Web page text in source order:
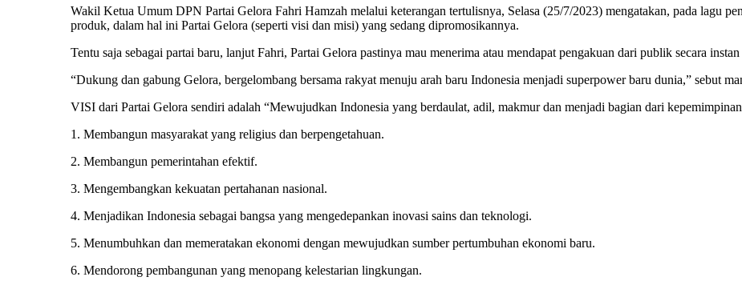
Wakil Ketua Umum DPN Partai Gelora Fahri Hamzah melalui keterangan tertulisnya, Selasa (25/7/2023) mengatakan, pada lagu
produk, dalam hal ini Partai Gelora (seperti visi dan misi) yang sedang dipromosikannya.
Tentu saja sebagai partai baru, lanjut Fahri, Partai Gelora pastinya mau menerima atau mendapat pengakuan dari publik secara
“Dukung dan gabung Gelora, bergelombang bersama rakyat menuju arah baru Indonesia menjadi superpower baru dunia,” sebut
VISI dari Partai Gelora sendiri adalah “Mewujudkan Indonesia yang berdaulat, adil, makmur dan menjadi bagian dari
1. Membangun masyarakat yang religius dan berpengetahuan.
2. Membangun pemerintahan efektif.
3. Mengembangkan kekuatan pertahanan nasional.
4. Menjadikan Indonesia sebagai bangsa yang mengedepankan inovasi sains dan teknologi.
5. Menumbuhkan dan memeratakan ekonomi dengan mewujudkan sumber pertumbuhan ekonomi baru.
6. Mendorong pembangunan yang menopang kelestarian lingkungan.